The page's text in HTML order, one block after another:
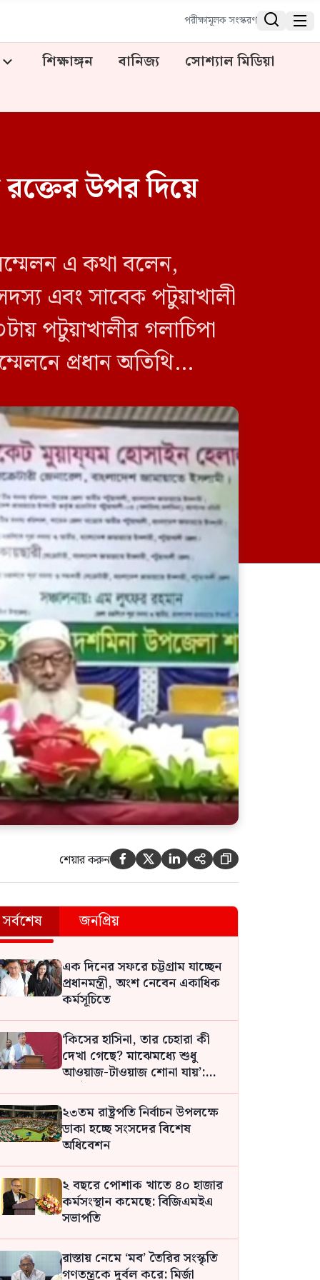
পরীক্ষামূলক সংস্করণ  
শিক্ষাঙ্গন বানিজ্য
সোশ্যাল মিডিয়া
উপর দিয়ে
এ কথা বলেন,
এবং সাবেক পটুয়াখালী
পটুয়াখালীর গলাচিপা
প্রধান অতিথি
শেয়ার করুন     
সর্বশেষ জনপ্রিয়
এক দিনের সফরে চট্টগ্রাম যাচ্ছেন
প্রধানমন্ত্রী, অংশ নেবেন একাধিক
কর্মসূচিতে
‘কিসের হাসিনা, তার চেহারা কী
দেখা গেছে? মাঝেমধ্যে শুধু
আওয়াজ-টাওয়াজ শোনা যায়’:
স্বরাষ্ট্রমন্ত্রী সালাউদ্দিন
২৩তম রাষ্ট্রপতি নির্বাচন উপলক্ষে
ডাকা হচ্ছে সংসদের বিশেষ
অধিবেশন
২ বছরে পোশাক খাতে ৪০ হাজার
কর্মসংস্থান কমেছে: বিজিএমইএ
সভাপতি
রাস্তায় নেমে ‘মব’ তৈরির সংস্কৃতি
গণতন্ত্রকে দুর্বল করে: মির্জা